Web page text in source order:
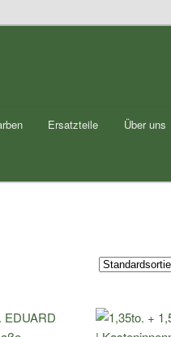
Ersatzteile Über uns